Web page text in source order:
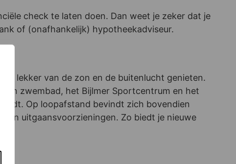
check te laten doen. Dan weet je zeker dat je
of (onafhankelijk) hypotheekadviseur.
lekker van de zon en de buitenlucht genieten.
zwembad, het Bijlmer Sportcentrum en het
Op loopafstand bevindt zich bovendien
en uitgaansvoorzieningen. Zo biedt je nieuwe